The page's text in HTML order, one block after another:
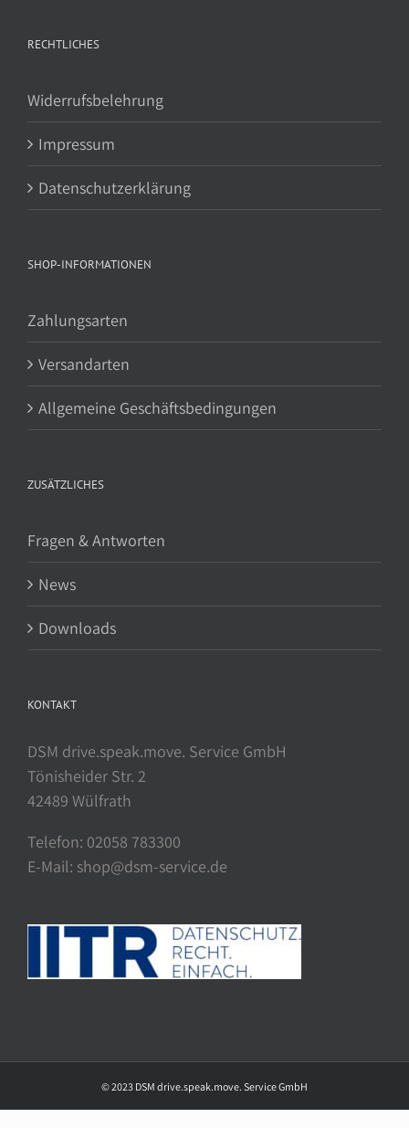
RECHTLICHES
Widerrufsbelehrung
Impressum
Datenschutzerklärung
SHOP-INFORMATIONEN
Zahlungsarten
Versandarten
Allgemeine Geschäftsbedingungen
ZUSÄTZLICHES
Fragen & Antworten
News
Downloads
KONTAKT
DSM drive.speak.move. Service GmbH
Tönisheider Str. 2
42489 Wülfrath
Telefon: 02058 783300
E-Mail: shop@dsm-service.de
© 2023 DSM drive.speak.move. Service GmbH